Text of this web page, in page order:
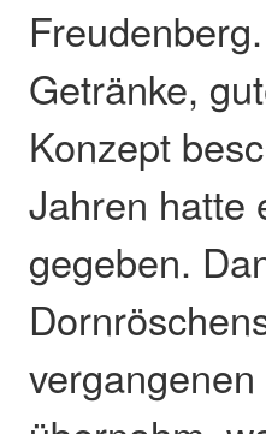
Getränke,
Konzept
Jahren hatte
gegeben.